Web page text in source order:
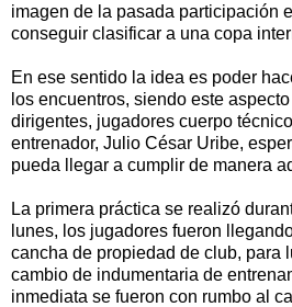
imagen de la pasada participación
conseguir clasificar a una copa
En ese sentido la idea es poder
los encuentros, siendo este
dirigentes, jugadores cuerpo
entrenador, Julio César Uribe,
pueda llegar a cumplir de manera
La primera práctica se realizó
lunes, los jugadores fueron
cancha de propiedad de club, para
cambio de indumentaria de
inmediata se fueron con rumbo al